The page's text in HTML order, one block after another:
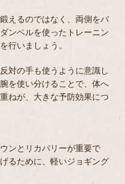
えるのではなく、両側をバ
ンベルを使ったトレーニン
行いましょう。
対の手も使うように意識し
を使い分けることで、体へ
ねが、大きな予防効果につ
ンとリカバリーが重要で
るために、軽いジョギング